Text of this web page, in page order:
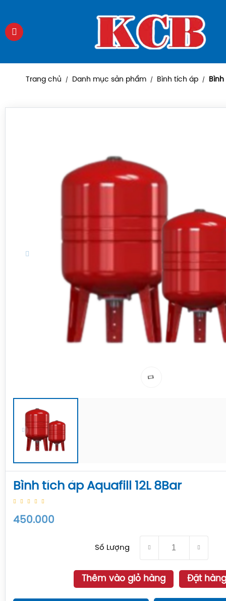
Trang chủ / Danh mục sản phẩm / Bình tích áp /
Bình tích áp Aquafill 12L 8Bar
450.000
Số Lượng
Thêm vào giỏ hàng Đặt hàng